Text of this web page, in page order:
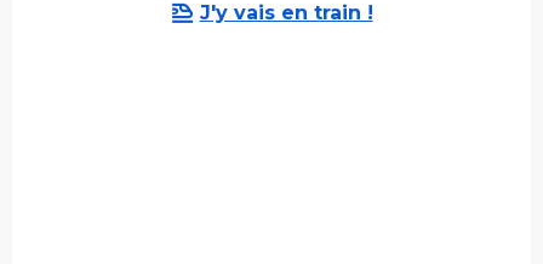
J'y vais en train !